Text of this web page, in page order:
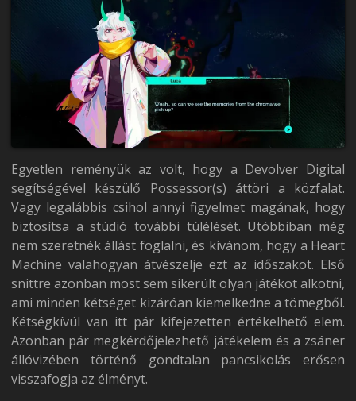
Egyetlen reményük az volt, hogy a Devolver Digital
segítségével készülő Possessor(s) áttöri a közfalat.
Vagy legalábbis csihol annyi figyelmet magának, hogy
biztosítsa a stúdió további túlélését. Utóbbiban még
nem szeretnék állást foglalni, és kívánom, hogy a Heart
Machine valahogyan átvészelje ezt az időszakot. Első
snittre azonban most sem sikerült olyan játékot alkotni,
ami minden kétséget kizáróan kiemelkedne a tömegből.
Kétségkívül van itt pár kifejezetten értékelhető elem.
Azonban pár megkérdőjelezhető játékelem és a zsáner
állóvizében történő gondtalan pancsikolás erősen
visszafogja az élményt.